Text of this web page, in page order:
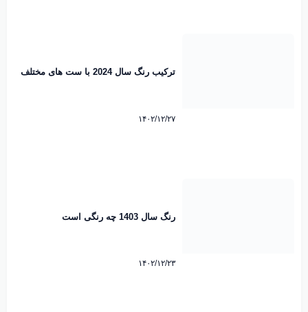
ترکیب رنگ سال 2024 با ست های مختلف
۱۴۰۲/۱۲/۲۷
رنگ سال 1403 چه رنگی است
۱۴۰۲/۱۲/۲۳